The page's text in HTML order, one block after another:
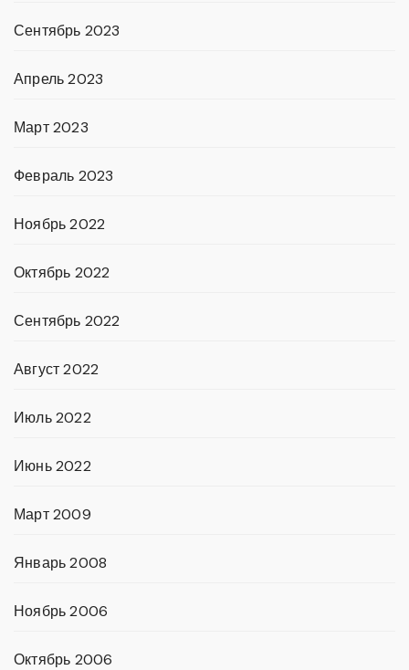
Сентябрь 2023
Апрель 2023
Март 2023
Февраль 2023
Ноябрь 2022
Октябрь 2022
Сентябрь 2022
Август 2022
Июль 2022
Июнь 2022
Март 2009
Январь 2008
Ноябрь 2006
Октябрь 2006